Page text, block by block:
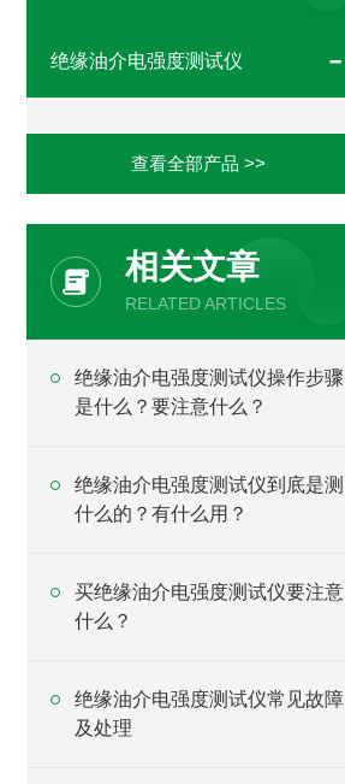
绝缘油介电强度测试仪
查看全部产品 >>
相关文章
RELATED ARTICLES
绝缘油介电强度测试仪操作步骤
是什么？要注意什么？
绝缘油介电强度测试仪到底是测
什么的？有什么用？
买绝缘油介电强度测试仪要注意
什么？
绝缘油介电强度测试仪常见故障
及处理